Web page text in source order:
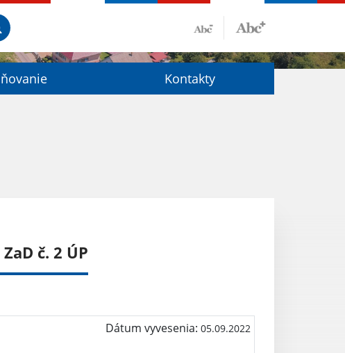
Kontakty
č. 2 ÚP
Dátum vyvesenia: 05.09.2022